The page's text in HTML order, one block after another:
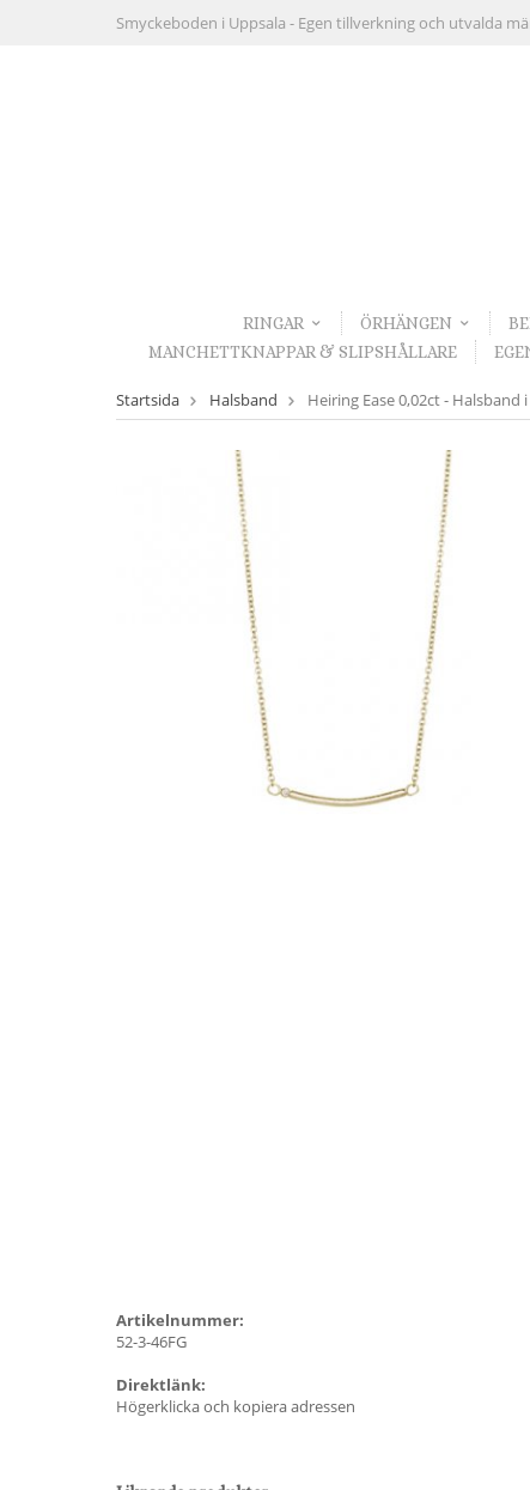
Smyckeboden i Uppsala - Egen tillverkning och utvalda
RINGAR ÖRHÄNGEN
MANCHETTKNAPPAR & SLIPSHÅLLARE
Startsida Halsband Heiring Ease 0,02ct -
Artikelnummer:
52-3-46FG
Direktlänk:
Högerklicka och kopiera adressen